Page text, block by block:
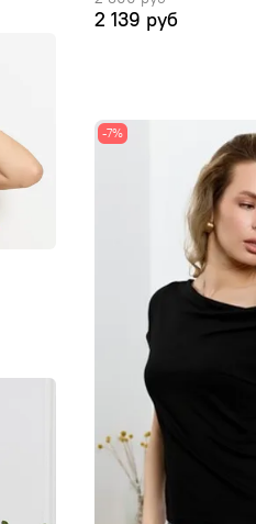
2 139 руб
-7%